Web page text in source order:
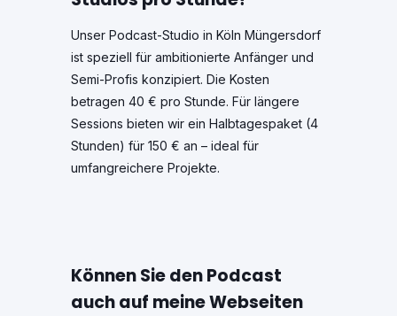
Unser Podcast-Studio in Köln Müngersdorf
ist speziell für ambitionierte Anfänger und
Semi-Profis konzipiert. Die Kosten
betragen 40 € pro Stunde. Für längere
Sessions bieten wir ein Halbtagespaket (4
Stunden) für 150 € an – ideal für
umfangreichere Projekte.
Können Sie den Podcast
auch auf meine Webseiten